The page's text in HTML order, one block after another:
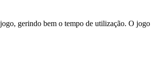
gerindo bem o tempo de utilização. O jogo